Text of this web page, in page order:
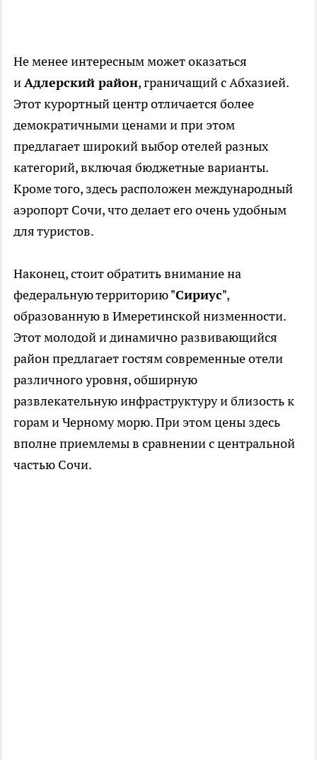
Не менее интересным может оказаться
иАдлерский район, граничащий с Абхазией.
Этот курортный центр отличается более
демократичными ценами и при этом
предлагает широкий выбор отелей разных
категорий, включая бюджетные варианты.
Кроме того, здесь расположен международный
аэропорт Сочи, что делает его очень удобным
для туристов.
Наконец, стоит обратить внимание на
федеральную территорию "Сириус",
образованную в Имеретинской низменности.
Этот молодой и динамично развивающийся
район предлагает гостям современные отели
различного уровня, обширную
развлекательную инфраструктуру и близость к
горам и Черному морю. При этом цены здесь
вполне приемлемы в сравнении с центральной
частью Сочи.